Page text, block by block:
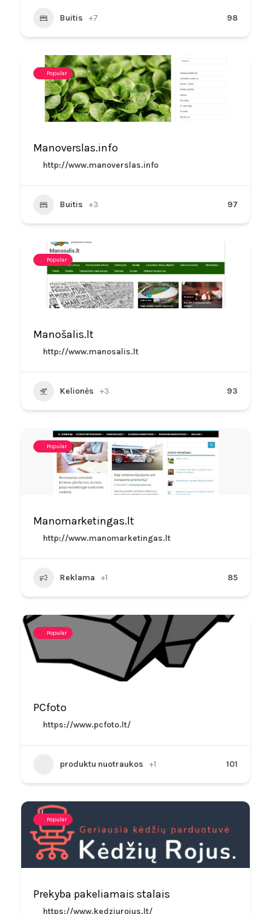
Buitis +7 98
Popular
Manoverslas.info
http://www.manoverslas.info
Buitis +3 97
Popular
Manošalis.lt
http://www.manosalis.lt
Kelionės +3 93
Popular
Manomarketingas.lt
http://www.manomarketingas.lt
Reklama +1 85
Popular
PCfoto
https://www.pcfoto.lt/
produktu nuotraukos +1 101
Popular
Prekyba pakeliamais stalais
https://www.kedziurojus.lt/